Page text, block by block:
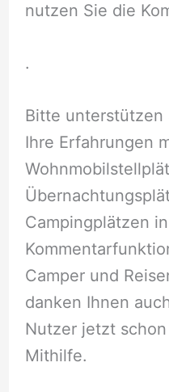
nutzen Sie die
.
Bitte unterstützen
Ihre Erfahrungen
Campingplätzen
Camper und
danken Ihnen
Nutzer jetzt
Mithilfe.